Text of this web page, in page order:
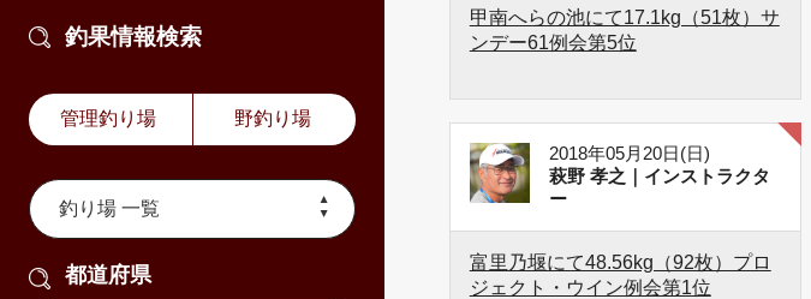
釣果情報検索
管理釣り場 野釣り場
都道府県
甲南へらの池にて17.1kg（51枚）サ
ンデー61例会第5位
2018年05月20日(日)
萩野 孝之｜インストラクタ
ー
富里乃堰にて48.56kg（92枚）プロ
ジェクト・ウイン例会第1位